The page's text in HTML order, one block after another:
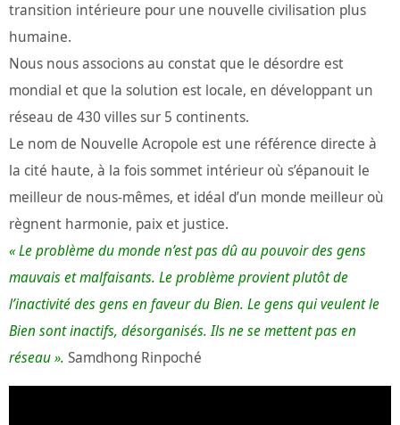
transition intérieure pour une nouvelle civilisation plus
humaine.
Nous nous associons au constat que le désordre est
mondial et que la solution est locale, en développant un
réseau de 430 villes sur 5 continents.
Le nom de Nouvelle Acropole est une référence directe à
la cité haute, à la fois sommet intérieur où s’épanouit le
meilleur de nous-mêmes, et idéal d’un monde meilleur où
règnent harmonie, paix et justice.
« Le problème du monde n’est pas dû au pouvoir des gens
mauvais et malfaisants. Le problème provient plutôt de
l’inactivité des gens en faveur du Bien. Le gens qui veulent le
Bien sont inactifs, désorganisés. Ils ne se mettent pas en
réseau ». Samdhong Rinpoché